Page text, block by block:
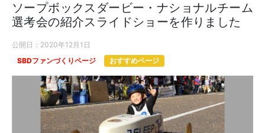
ソープボックスダービー・ナショナルチーム
選考会の紹介スライドショーを作りました
公開日： 2020年12月1日
SBDファンづくりページ
おすすめページ